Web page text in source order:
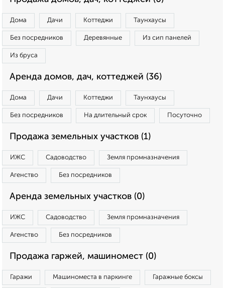
Дома Дачи Коттеджи Таунхаусы
Без посредников Деревянные Из сип панелей
Из бруса
Аренда домов, дач, коттеджей (36)
Дома Дачи Коттеджи Таунхаусы
Без посредников На длительный срок Посуточно
Продажа земельных участков (1)
ИЖС Садоводство Земля промназначения
Агенство Без посредников
Аренда земельных участков (0)
ИЖС Садоводство Земля промназначения
Агенство Без посредников
Продажа гаржей, машиномест (0)
Гаражи Машиноместа в паркинге Гаражные боксы